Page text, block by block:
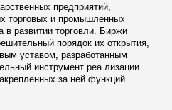
предприятий,
торговых и промышленных
развитии торговли. Биржи
порядок их открытия,
уставом, разработанным
инструмент реа лизации
за ней функций.